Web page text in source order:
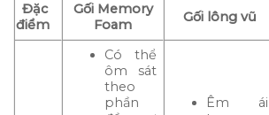
Đặc
điểm
Gối Memory
Foam
Gối lông vũ
Có thể
ôm sát
theo
phần
Êm ái